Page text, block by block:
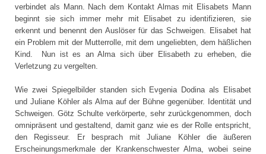
verbindet als Mann. Nach dem Kontakt Almas mit Elisabets Mann
beginnt sie sich immer mehr mit Elisabet zu identifizieren, sie
erkennt und benennt den Auslöser für das Schweigen. Elisabet hat
ein Problem mit der Mutterrolle, mit dem ungeliebten, dem häßlichen
Kind. Nun ist es an Alma sich über Elisabeth zu erheben, die
Verletzung zu vergelten.
Wie zwei Spiegelbilder standen sich Evgenia Dodina als Elisabet
und Juliane Köhler als Alma auf der Bühne gegenüber. Identität und
Schweigen. Götz Schulte verkörperte, sehr zurückgenommen, doch
omnipräsent und gestaltend, damit ganz wie es der Rolle entspricht,
den Regisseur. Er besprach mit Juliane Köhler die äußeren
Erscheinungsmerkmale der Krankenschwester Alma, wobei seine